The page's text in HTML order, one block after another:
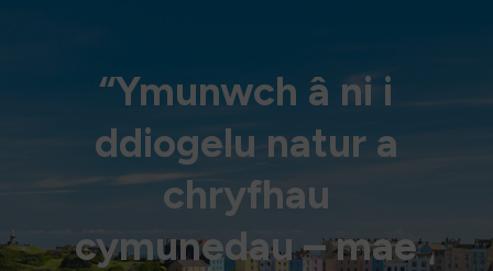
“Ymunwch â ni i
ddiogelu natur a
chryfhau
cymunedau – mae